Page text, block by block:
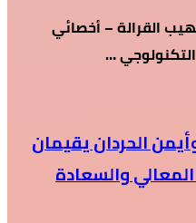
القرالة – أخصائي
…
الحردان يقيمان
والسعادة